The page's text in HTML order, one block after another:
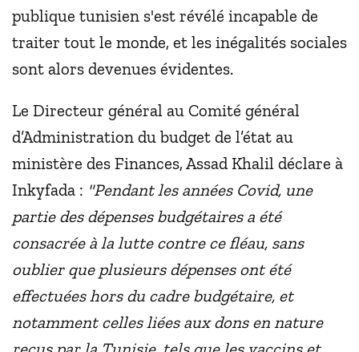
publique tunisien s'est révélé incapable de
traiter tout le monde, et les inégalités sociales
sont alors devenues évidentes.
Le Directeur général au Comité général
d’Administration du budget de l’état au
ministère des Finances, Assad Khalil déclare à
Inkyfada : "Pendant les années Covid, une
partie des dépenses budgétaires a été
consacrée à la lutte contre ce fléau, sans
oublier que plusieurs dépenses ont été
effectuées hors du cadre budgétaire, et
notamment celles liées aux dons en nature